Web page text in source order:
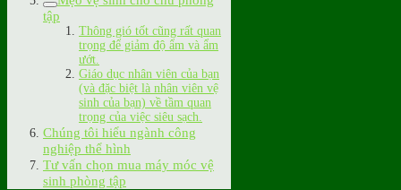
tập
Thông gió tốt cũng rất quan
trọng để giảm độ ẩm và ẩm
ướt.
Giáo dục nhân viên của bạn
(và đặc biệt là nhân viên vệ
sinh của bạn) về tầm quan
trọng của việc siêu sạch.
Chúng tôi hiểu ngành công
nghiệp thể hình
Tư vấn chọn mua máy móc vệ
sinh phòng tập